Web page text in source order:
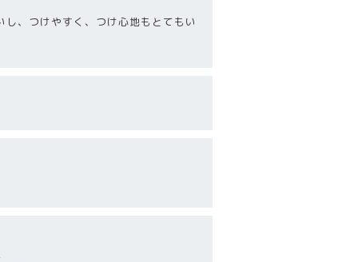
、つけやすく、つけ心地もとてもい